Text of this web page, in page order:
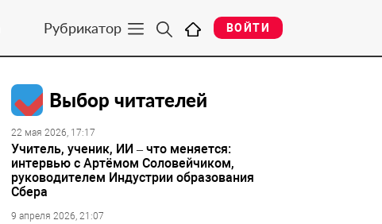
Рубрикатор ВОЙТИ
Выбор читателей
22 мая 2026, 17:17
Учитель, ученик, ИИ – что меняется:
интервью с Артёмом Соловейчиком,
руководителем Индустрии образования
Сбера
9 апреля 2026, 21:07